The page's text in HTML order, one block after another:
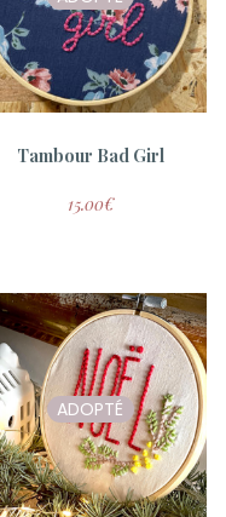
Tambour Bad Girl
15.00€
ADOPTÉ